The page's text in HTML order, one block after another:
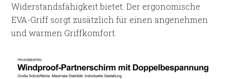
Widerstandsfähigkeit bietet. Der ergonomische
EVA-Griff sorgt zusätzlich für einen angenehmen
und warmen Griffkomfort.